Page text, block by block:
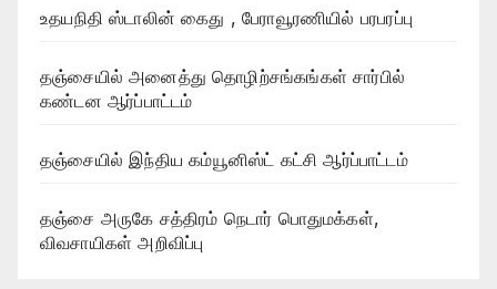
உதயநிதி ஸ்டாலின் கைது , பேராவூரணியில் பரபரப்பு
தஞ்சையில் அனைத்து தொழிற்சங்கங்கள் சார்பில்
கண்டன ஆர்ப்பாட்டம்
தஞ்சையில் இந்திய கம்யூனிஸ்ட் கட்சி ஆர்ப்பாட்டம்
தஞ்சை அருகே சத்திரம் நெடார் பொதுமக்கள்,
விவசாயிகள் அறிவிப்பு